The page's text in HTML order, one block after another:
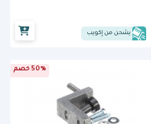
يشحن من إكويب
50% خصم